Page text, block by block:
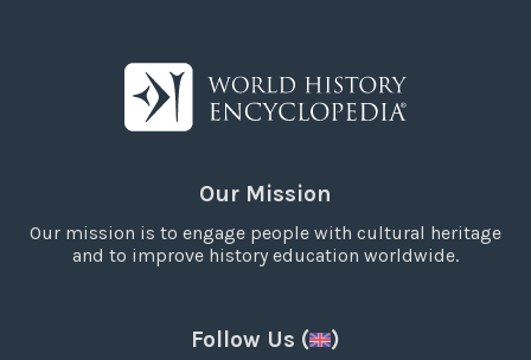
Our Mission
Our mission is to engage people with cultural heritage
and to improve history education worldwide.
Follow Us ( )